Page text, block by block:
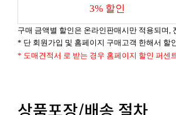
3% 할인
구매 금액별 할인은 온라인판매시만 적용되며,
* 단 회원가입 및 홈페이지 구매고객 한해서 할
* 도매견적서 로 받는 경우 홈페이지 할인 퍼센